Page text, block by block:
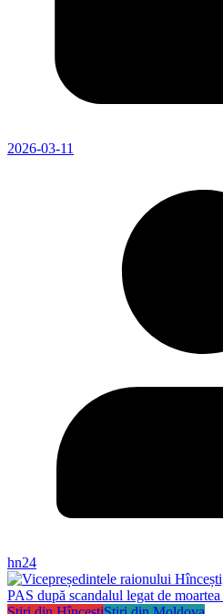
2026-03-11
hn24